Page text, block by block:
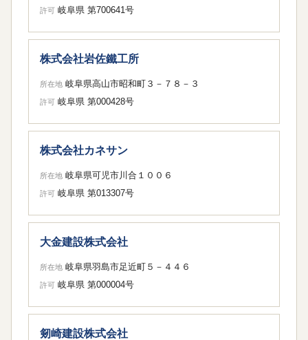
許可 岐阜県 第700641号
株式会社岩佐鐵工所
所在地 岐阜県高山市昭和町３－７８－３
許可 岐阜県 第000428号
株式会社カネサン
所在地 岐阜県可児市川合１００６
許可 岐阜県 第013307号
大金建設株式会社
所在地 岐阜県羽島市足近町５－４４６
許可 岐阜県 第000004号
剱崎建設株式会社